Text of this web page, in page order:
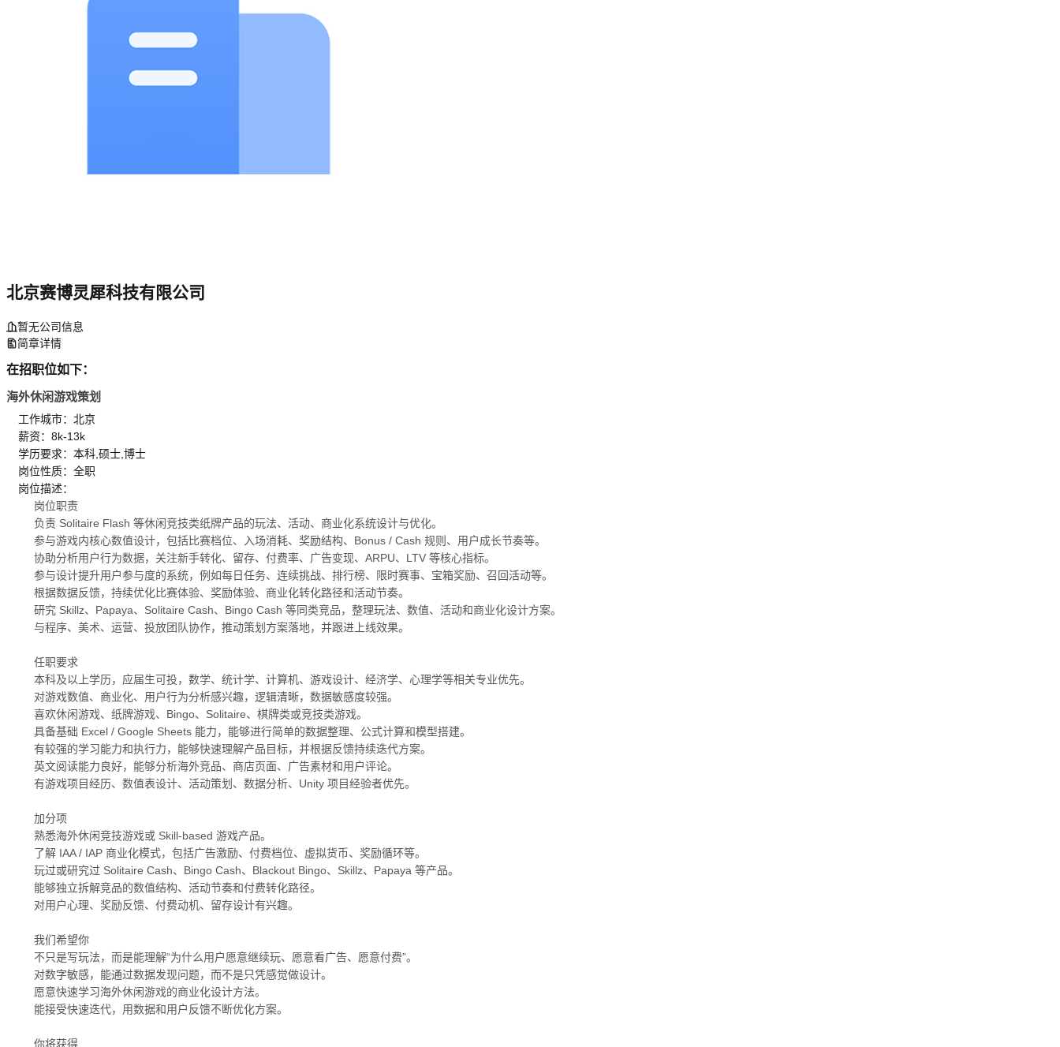
北京赛博灵犀科技有限公司
暂无公司信息
简章详情
在招职位如下：
海外休闲游戏策划
工作城市：北京
薪资：8k-13k
学历要求：本科,硕士,博士
岗位性质：全职
岗位描述：
岗位职责
负责 Solitaire Flash 等休闲竞技类纸牌产品的玩法、活动、商业化系统设计与优化。
参与游戏内核心数值设计，包括比赛档位、入场消耗、奖励结构、Bonus / Cash 规则、用户成长节奏等。
协助分析用户行为数据，关注新手转化、留存、付费率、广告变现、ARPU、LTV 等核心指标。
参与设计提升用户参与度的系统，例如每日任务、连续挑战、排行榜、限时赛事、宝箱奖励、召回活动等。
根据数据反馈，持续优化比赛体验、奖励体验、商业化转化路径和活动节奏。
研究 Skillz、Papaya、Solitaire Cash、Bingo Cash 等同类竞品，整理玩法、数值、活动和商业化设计方案。
与程序、美术、运营、投放团队协作，推动策划方案落地，并跟进上线效果。
任职要求
本科及以上学历，应届生可投，数学、统计学、计算机、游戏设计、经济学、心理学等相关专业优先。
对游戏数值、商业化、用户行为分析感兴趣，逻辑清晰，数据敏感度较强。
喜欢休闲游戏、纸牌游戏、Bingo、Solitaire、棋牌类或竞技类游戏。
具备基础 Excel / Google Sheets 能力，能够进行简单的数据整理、公式计算和模型搭建。
有较强的学习能力和执行力，能够快速理解产品目标，并根据反馈持续迭代方案。
英文阅读能力良好，能够分析海外竞品、商店页面、广告素材和用户评论。
有游戏项目经历、数值表设计、活动策划、数据分析、Unity 项目经验者优先。
加分项
熟悉海外休闲竞技游戏或 Skill-based 游戏产品。
了解 IAA / IAP 商业化模式，包括广告激励、付费档位、虚拟货币、奖励循环等。
玩过或研究过 Solitaire Cash、Bingo Cash、Blackout Bingo、Skillz、Papaya 等产品。
能够独立拆解竞品的数值结构、活动节奏和付费转化路径。
对用户心理、奖励反馈、付费动机、留存设计有兴趣。
我们希望你
不只是写玩法，而是能理解“为什么用户愿意继续玩、愿意看广告、愿意付费”。
对数字敏感，能通过数据发现问题，而不是只凭感觉做设计。
愿意快速学习海外休闲游戏的商业化设计方法。
能接受快速迭代，用数据和用户反馈不断优化方案。
你将获得